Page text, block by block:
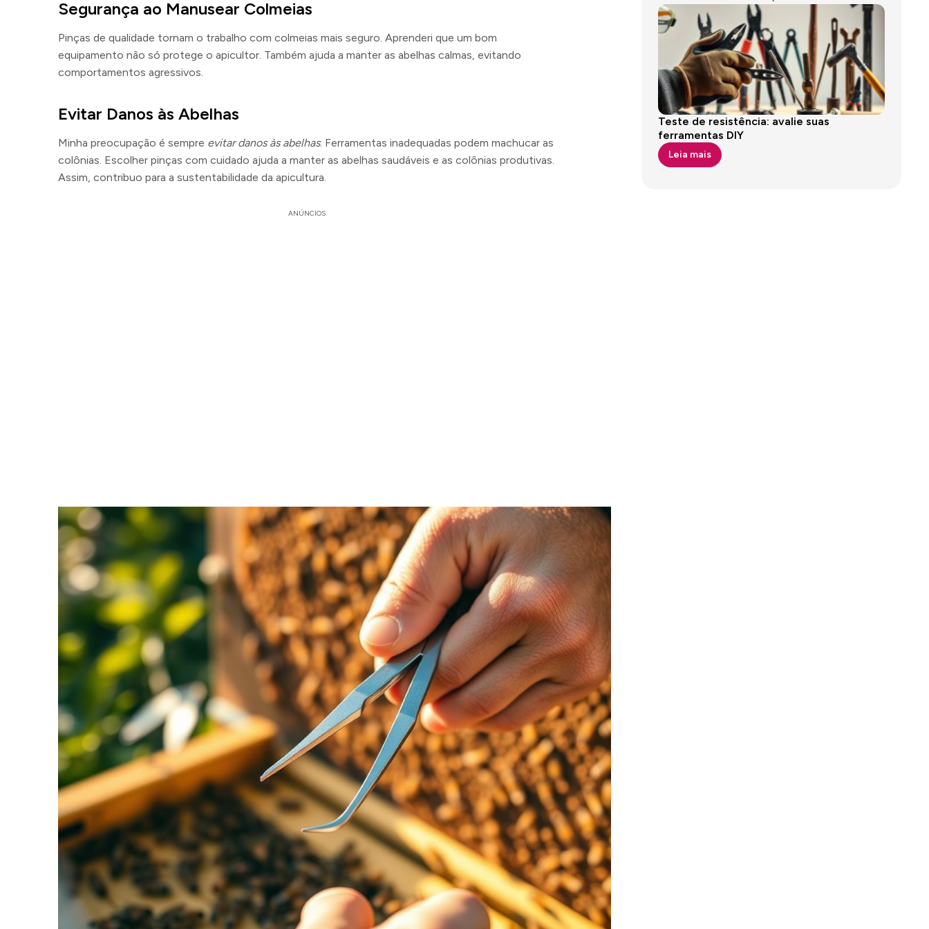
Segurança ao Manusear Colmeias
Pinças de qualidade tornam o trabalho com colmeias mais seguro. Aprenderi que um bom
equipamento não só protege o apicultor. Também ajuda a manter as abelhas calmas, evitando
comportamentos agressivos.
Evitar Danos às Abelhas
Minha preocupação é sempre evitar danos às abelhas. Ferramentas inadequadas podem machucar as
colônias. Escolher pinças com cuidado ajuda a manter as abelhas saudáveis e as colônias produtivas.
Assim, contribuo para a sustentabilidade da apicultura.
ANÚNCIOS
Teste de resistência: avalie suas
ferramentas DIY
Leia mais